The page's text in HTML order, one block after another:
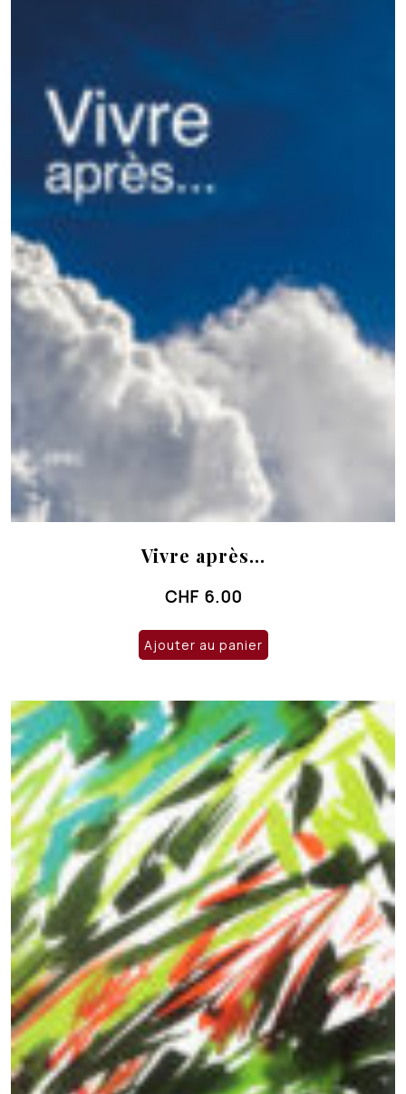
Vivre après…
CHF 6.00
Ajouter au panier